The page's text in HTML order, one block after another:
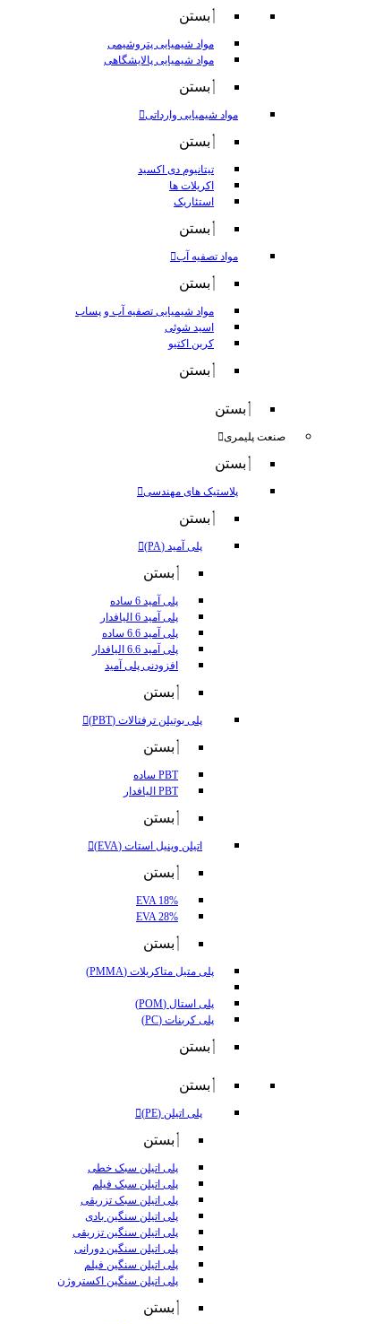
بستن
مواد شیمیایی پتروشیمی
مواد شیمیایی پالایشگاهی
بستن
مواد شیمیایی وارداتی
بستن
تیتانیوم دی اکسید
اکریلات ها
استئاریک
بستن
مواد تصفیه آب
بستن
مواد شیمیایی تصفیه آب و پساب
اسید شوئی
کربن اکتیو
بستن
بستن
صنعت پلیمری
بستن
پلاستیک های مهندسی
بستن
پلی آمید (PA)
بستن
پلی آمید 6 ساده
پلی آمید 6 الیافدار
پلی آمید 6.6 ساده
پلی آمید 6.6 الیافدار
افزودنی پلی آمید
بستن
پلی بوتیلن ترفتالات (PBT)
بستن
PBT ساده
PBT الیافدار
بستن
اتیلن وینیل استات (EVA)
بستن
EVA 18%
EVA 28%
بستن
پلی متیل متاکریلات (PMMA)
پلی استال (POM)
پلی کربنات (PC)
بستن
بستن
پلی اتیلن (PE)
بستن
پلی اتیلن سبک خطی
پلی اتیلن سبک فیلم
پلی اتیلن سبک تزریقی
پلی اتیلن سنگین بادی
پلی اتیلن سنگین تزریقی
پلی اتیلن سنگین دورانی
پلی اتیلن سنگین فیلم
پلی اتیلن سنگین اکستروژن
بستن